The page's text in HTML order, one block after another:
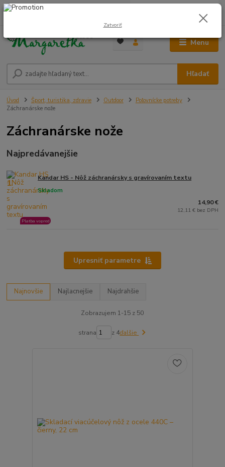
Menu
Hľadať
0948 236 042
0,00 €
Úvod Šport, turistika, zdravie Outdoor
Poľovnícke potreby
Záchranárske nože
Záchranárske nože
Najpredávanejšie
1. Kandar HS - Nôž záchranársky s gravírovaním textu
Skladom
Platba vopred
14,90 €
12,11 € bez DPH
Upresniť parametre
Najnovšie Najlacnejšie Najdrahšie
Zobrazujem 1-15 z 50
strana z 4ďalšie
Zatvoriť